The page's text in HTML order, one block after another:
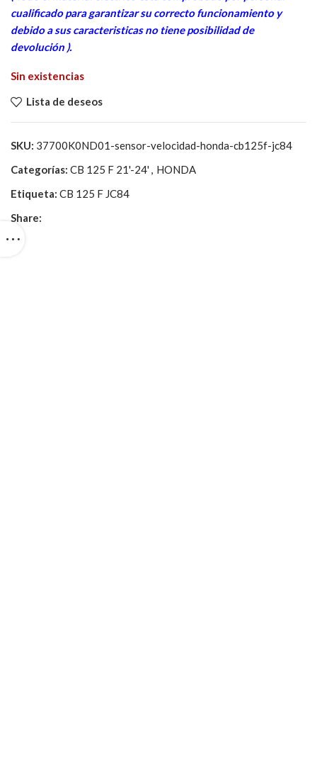
cualificado para garantizar su correcto funcionamiento y
debido a sus caracteristicas no tiene posibilidad de
devolución ).
Sin existencias
Lista de deseos
SKU: 37700K0ND01-sensor-velocidad-honda-cb125f-jc84
Categorías: CB 125 F 21'-24' , HONDA
Etiqueta: CB 125 F JC84
Share: